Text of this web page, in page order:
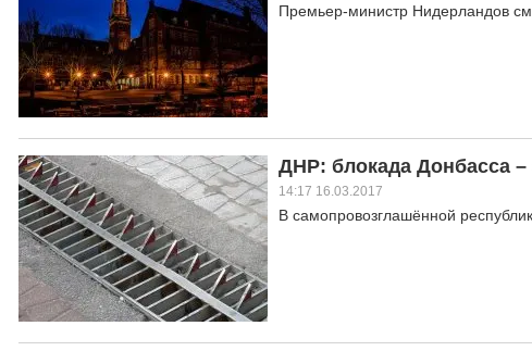
Премьер-министр Нидерландов
ДНР: блокада Донбасса –
14:17 16.03.2017
В самопровозглашённой